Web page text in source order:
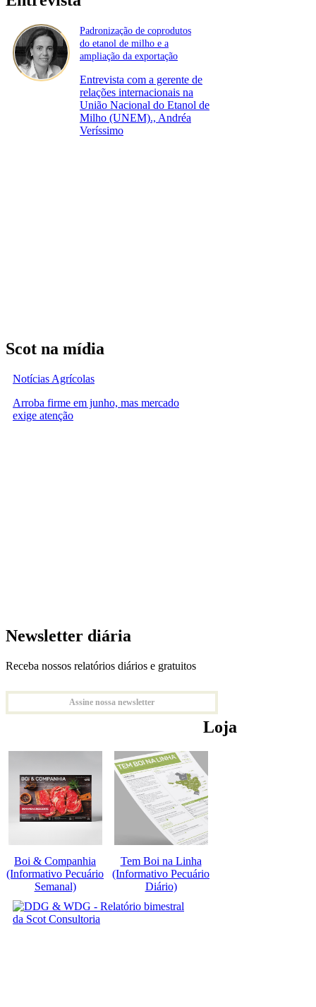
Padronização de coprodutos
do etanol de milho e a
ampliação da exportação
Entrevista com a gerente de
relações internacionais na
União Nacional do Etanol de
Milho (UNEM)., Andréa
Veríssimo
Scot na mídia
Notícias Agrícolas
Arroba firme em junho, mas mercado
exige atenção
Newsletter diária
Receba nossos relatórios diários e gratuitos
Assine nossa newsletter
Loja
Boi & Companhia
(Informativo Pecuário
Semanal)
Tem Boi na Linha
(Informativo Pecuário
Diário)